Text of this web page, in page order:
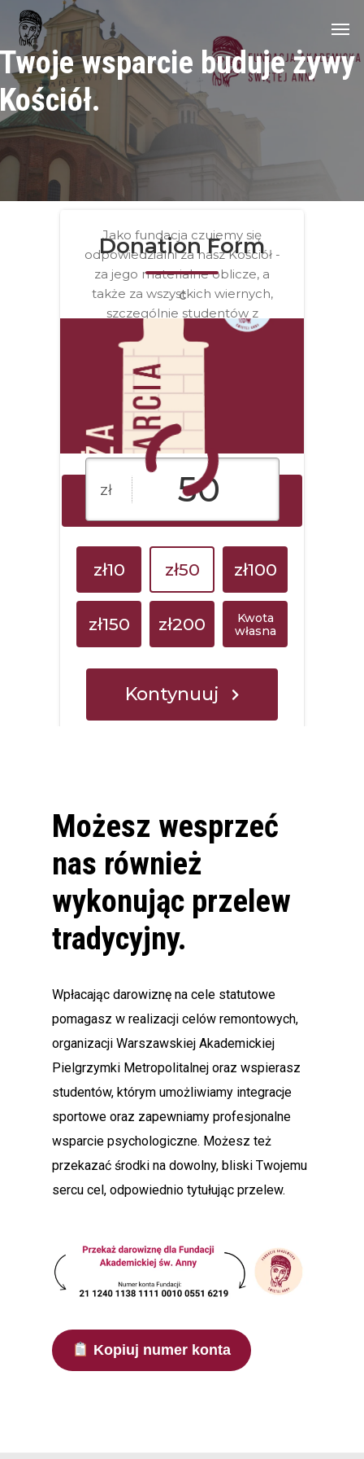
Skip
main
content
Twojewsparcie buduje żywy
Kościół.
Możesz wesprzeć
nas również
wykonując przelew
tradycyjny.
Wpłacając darowiznę na cele statutowe
pomagasz w realizacji celów remontowych,
organizacji Warszawskiej Akademickiej
Pielgrzymki Metropolitalnej oraz wspierasz
studentów, którym umożliwiamy integracje
sportowe oraz zapewniamy profesjonalne
wsparcie psychologiczne. Możesz też
przekazać środki na dowolny, bliski Twojemu
sercu cel, odpowiednio tytułując przelew.
Kopiuj numer konta